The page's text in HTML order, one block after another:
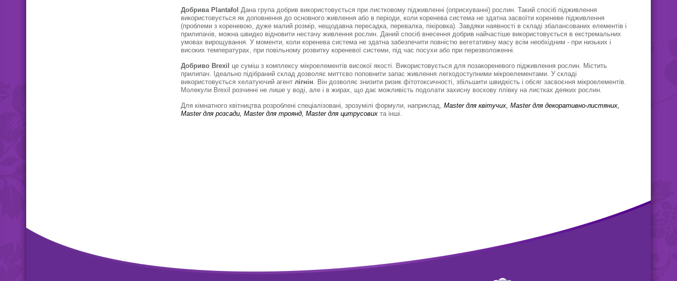
Добрива Plantafol Дана група добрив використовується при листковому підживленні (оприскуванні) рослин. Такий спосіб підживлення
використовується як доповнення до основного живлення або в періоди, коли коренева система не здатна засвоїти кореневе підживлення
(проблеми з кореневою, дуже малий розмір, нещодавна пересадка, перевалка, пікіровка). Завдяки наявності в складі збалансованих елементів і
прилипачів, можна швидко відновити нестачу живлення рослин. Даний спосіб внесення добрив найчастіше використовується в екстремальних
умовах вирощування. У моменти, коли коренева система не здатна забезпечити повністю вегетативну масу всім необхідним - при низьких і
високих температурах, при повільному розвитку кореневої системи, під час посухи або при перезволоженні.
Добриво Brexil
це суміш з комплексу мікроелементів високої якості. Використовується для позакореневого підживлення рослин. Містить
прилипач. Ідеально підібраний склад дозволяє миттєво поповнити запас живлення легкодоступними мікроелементами. У складі
використовується хелатуючий агент лігнін . Він дозволяє знизити ризик фітотоксичності, збільшити швидкість і обсяг засвоєння мікроелементів.
Молекули Brexil розчинні не лише у воді, але і в жирах, що дає можливість подолати захисну воскову плівку на листках деяких рослин.
Для кімнатного квітництва розроблені спеціалізовані, зрозумілі формули, наприклад, Masterдля квітучих, Masterдля декоративно-листяних,
Masterдля розсади, Masterдля троянд, Master для цитрусових та інші.